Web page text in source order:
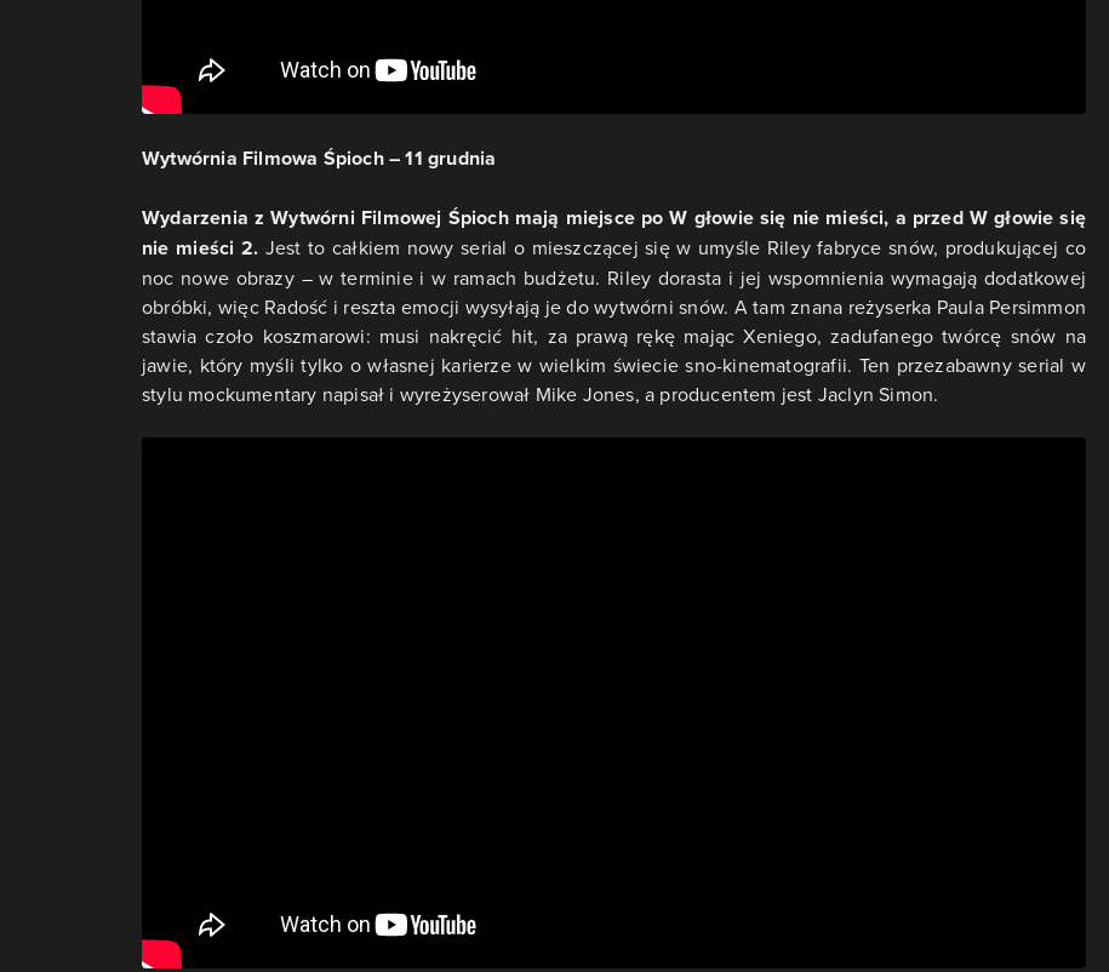
Wytwórnia Filmowa Śpioch – 11 grudnia
Wydarzenia z Wytwórni Filmowej Śpioch mają miejsce po W głowie się nie mieści, a przed W głowie się
nie mieści 2. Jest to całkiem nowy serial o mieszczącej się w umyśle Riley fabryce snów, produkującej co
noc nowe obrazy – w terminie i w ramach budżetu. Riley dorasta i jej wspomnienia wymagają dodatkowej
obróbki, więc Radość i reszta emocji wysyłają je do wytwórni snów. A tam znana reżyserka Paula Persimmon
stawia czoło koszmarowi: musi nakręcić hit, za prawą rękę mając Xeniego, zadufanego twórcę snów na
jawie, który myśli tylko o własnej karierze w wielkim świecie sno-kinematografii. Ten przezabawny serial w
stylu mockumentary napisał i wyreżyserował Mike Jones, a producentem jest Jaclyn Simon.